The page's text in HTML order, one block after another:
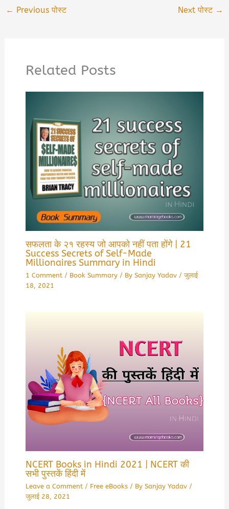
← Previous पोस्ट Next पोस्ट →
Related Posts
सफलता के २१ रहस्य जो आपको नहीं पता होंगे | 21
Success Secrets of Self-Made
Millionaires Summary in Hindi
1 Comment / Book Summary/ By Sanjay Yadav /जुलाई
18, 2021
NCERT Books in Hindi 2021 | NCERT की
सभी पुस्तकें हिंदी में
Leave a Comment / Free eBooks/ By Sanjay Yadav /
जुलाई 28, 2021